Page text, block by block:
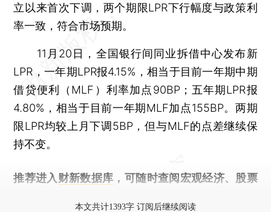
立以来首次下调，两个期限LPR下行幅度与政策利
率一致，符合市场预期。
11月20日，全国银行间同业拆借中心发布新
LPR，一年期LPR报4.15%，相当于目前一年期中期
借贷便利（MLF）利率加点90BP；五年期LPR报
4.80%，相当于目前一年期MLF加点155BP。两期
限LPR均较上月下调5BP，但与MLF的点差继续保
持不变。
推荐进入 财新数据库 ，可随时查阅宏观经济、股票
本文共计1393字 订阅后继续阅读